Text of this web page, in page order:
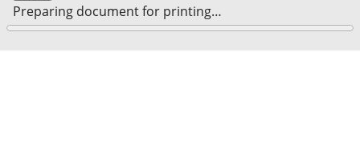
Preparing document for printing…